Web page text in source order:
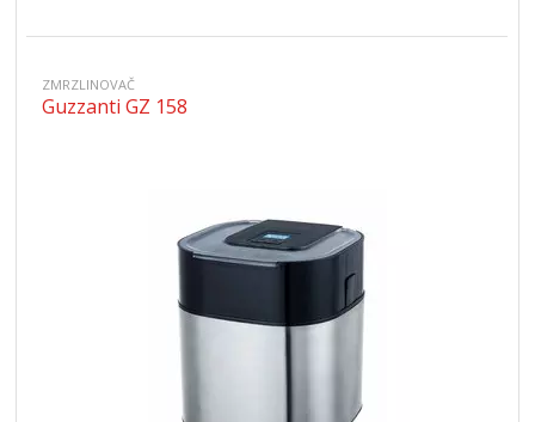
ZMRZLINOVAČ
Guzzanti GZ 158